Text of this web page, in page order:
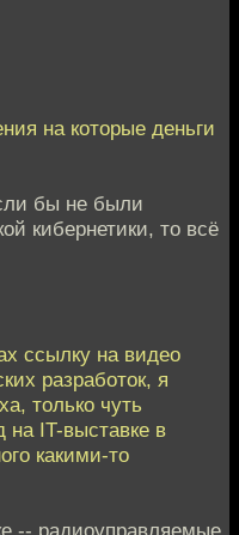
на которые деньги
бы не были
кибернетики, то всё
ссылку на видео
разработок, я
только чуть
на IT-выставке в
какими-то